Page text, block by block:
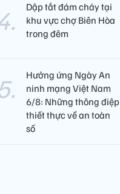
Dập tắt đám cháy tại
khu vực chợ Biên Hòa
trong đêm
Hưởng ứng Ngày An
ninh mạng Việt Nam
6/8: Những thông điệp
thiết thực về an toàn
số